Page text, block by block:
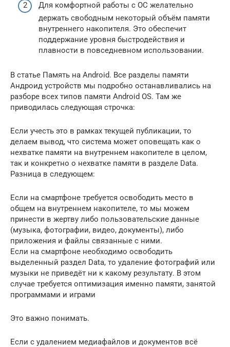
Для комфортной работы с ОС желательно
держать свободным некоторый объём памяти
внутреннего накопителя. Это обеспечит
поддержание уровня быстродействия и
плавности в повседневном использовании.
В статье Память на Android. Все разделы памяти
Андроид устройств мы подробно останавливались на
разборе всех типов памяти Android OS. Там же
приводилась следующая строчка:
Если учесть это в рамках текущей публикации, то
делаем вывод, что система может оповещать как о
нехватке памяти на внутреннем накопителе в целом,
так и конкретно о нехватке памяти в разделе Data.
Разница в следующем:
Если на смартфоне требуется освободить место в
общем на внутреннем накопителе, то мы можем
принести в жертву либо пользовательские данные
(музыка, фотографии, видео, документы), либо
приложения и файлы связанные с ними.
Если на смартфоне необходимо освободить
выделенный раздел Data, то удаление фотографий или
музыки не приведёт ни к какому результату. В этом
случае требуется оптимизация именно памяти, занятой
программами и играми
Это важно понимать.
Если с удалением медиафайлов и документов всё